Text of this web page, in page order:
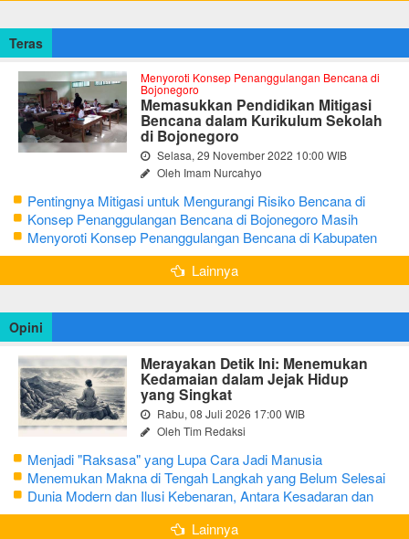
Teras
Menyoroti Konsep Penanggulangan Bencana di
Bojonegoro
Memasukkan Pendidikan Mitigasi
Bencana dalam Kurikulum Sekolah
di Bojonegoro
Selasa, 29 November 2022 10:00 WIB
Oleh Imam Nurcahyo
Pentingnya Mitigasi untuk Mengurangi Risiko Bencana di
Bojonegoro
Konsep Penanggulangan Bencana di Bojonegoro Masih
Mengutamakan Tanggap Darurat
Menyoroti Konsep Penanggulangan Bencana di Kabupaten
Bojonegoro
Lainnya
Opini
Merayakan Detik Ini: Menemukan
Kedamaian dalam Jejak Hidup
yang Singkat
Rabu, 08 Juli 2026 17:00 WIB
Oleh Tim Redaksi
Menjadi "Raksasa" yang Lupa Cara Jadi Manusia
Menemukan Makna di Tengah Langkah yang Belum Selesai
Dunia Modern dan Ilusi Kebenaran, Antara Kesadaran dan
terjebak Tipu Daya
Lainnya